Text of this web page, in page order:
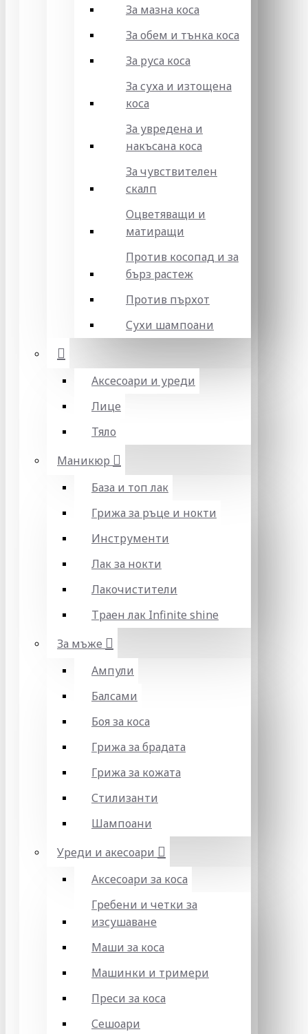
За мазна коса
За обем и тънка коса
За руса коса
За суха и изтощена
коса
За увредена и
накъсана коса
За чувствителен
скалп
Оцветяващи и
матиращи
Против косопад и за
бърз растеж
Против пърхот
Сухи шампоани
Аксесоари и уреди
Лице
Тяло
Маникюр
База и топ лак
Грижа за ръце и нокти
Инструменти
Лак за нокти
Лакочистители
Траен лак Infinite shine
За мъже
Ампули
Балсами
Боя за коса
Грижа за брадата
Грижа за кожата
Стилизанти
Шампоани
Уреди и акесоари
Аксесоари за коса
Гребени и четки за
изсушаване
Маши за коса
Машинки и тримери
Преси за коса
Сешоари